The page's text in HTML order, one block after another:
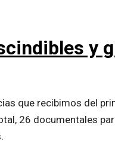
y
que recibimos del
26 documentales